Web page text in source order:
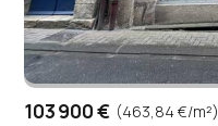
103 900 € (463,84 €/m²)